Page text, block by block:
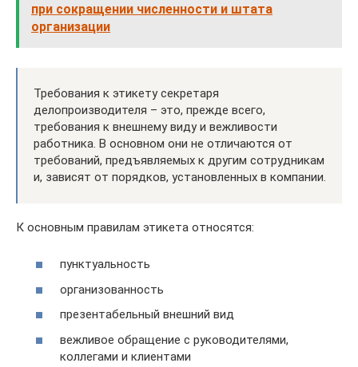
при сокращении численности и штата
организации
Требования к этикету секретаря
делопроизводителя – это, прежде всего,
требования к внешнему виду и вежливости
работника. В основном они не отличаются от
требований, предъявляемых к другим сотрудникам
и, зависят от порядков, установленных в компании.
К основным правилам этикета относятся:
пунктуальность
организованность
презентабельный внешний вид
вежливое обращение с руководителями,
коллегами и клиентами